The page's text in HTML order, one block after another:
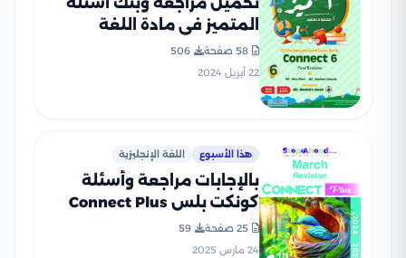
المتميز في مادة اللغة
السادس الابتدائي الترم الثاني
58 صفحة
506
22 أبريل 2024
هذا الأسبوع اللغة الإنجليزية
بالإجابات مراجعة وأسئلة
كونكت بلس Connect Plus
كتاب ستيب اهيد مقرر مارس
2025 سادسة ابتدائي
25 صفحة
59
24 مارس 2025